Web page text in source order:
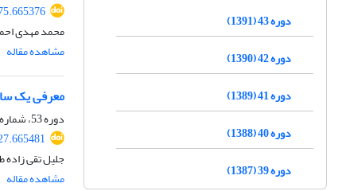
محمد مهدی
مشاهده مقاله
معرفی یک
دوره 53، شماره 3، پاییز 1401، صفحه
جلیل تقی زاده
مشاهده مقاله
دوره 43 (1391)
دوره 42 (1390)
دوره 41 (1389)
دوره 40 (1388)
دوره 39 (1387)